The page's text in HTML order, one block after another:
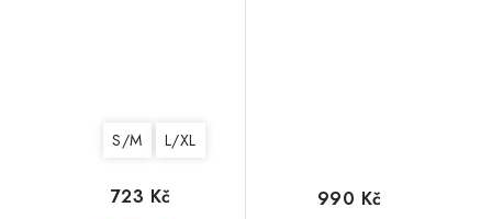
S/M L/XL
723 Kč 990 Kč